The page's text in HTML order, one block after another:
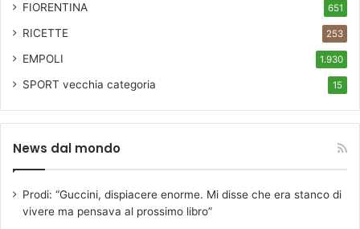
FIORENTINA 651
RICETTE 253
EMPOLI 1.930
SPORT vecchia categoria 15
News dal mondo
Prodi: “Guccini, dispiacere enorme. Mi disse che era stanco di
vivere ma pensava al prossimo libro”